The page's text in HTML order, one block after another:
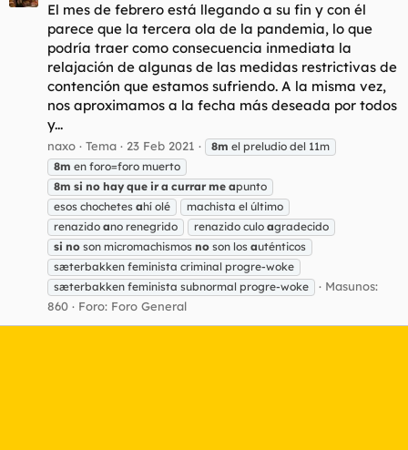
El mes de febrero está llegando a su fin y con él
parece que la tercera ola de la pandemia, lo que
podría traer como consecuencia inmediata la
relajación de algunas de las medidas restrictivas de
contención que estamos sufriendo. A la misma vez,
nos aproximamos a la fecha más deseada por todos
y...
naxo Tema 23 Feb 2021 8m el preludio del 11m
8m en foro=foro muerto
8m si no hay que ir a currar me apunto
esos chochetes ahí olé
machista el último
renazido ano renegrido renazido culo agradecido
si no son micromachismos no son los auténticos
sæterbakken feminista criminal progre-woke
sæterbakken feminista subnormal progre-woke
Masunos:
860
Foro: Foro General